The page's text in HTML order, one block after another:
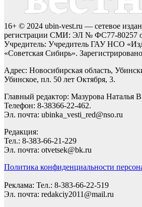
16+ © 2024 ubin-vest.ru — сетевое
регистрации СМИ: ЭЛ № ФС77-80257
Учредитель: Учредитель ГАУ НСО
«Советская Сибирь».
Адрес: Новосибирская область,
Убинское, пл. 50 лет Октября, 3.
Главный редактор: Мазурова Наталья
Телефон: 8-38366-22-462.
Эл. почта: ubinka_vesti_red@nso.ru
Редакция:
Тел.: 8-383-66-21-229
Эл. почта: otvetsek@bk.ru
Политика конфиденциальности
Реклама: Тел.: 8-383-66-22-519
Эл. почта: redakciy2011@mail.ru